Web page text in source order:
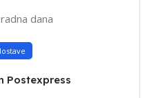
dana
Postexpress